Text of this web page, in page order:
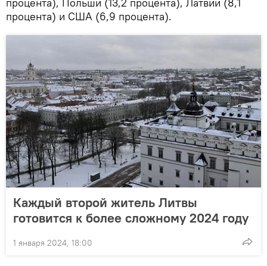
процента) и США (6,9 процента).
Каждый второй житель Литвы
готовится к более сложному 2024 году
1 января 2024, 18:00